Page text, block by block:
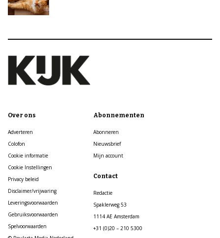
Over ons
Adverteren
Colofon
Cookie informatie
Cookie Instellingen
Privacy beleid
Disclaimer/vrijwaring
Leveringsvoorwaarden
Gebruiksvoorwaarden
Spelvoorwaarden
Abonnementen
Abonneren
Nieuwsbrief
Mijn account
Contact
Redactie
Spaklerweg 53
1114 AE Amsterdam
+31 (0)20 – 210 5300